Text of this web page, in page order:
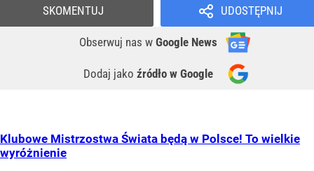
UDOSTĘPNIJ
Obserwuj nas w Google News
Dodaj jako źródło w Google
SKOMENTUJ
Klubowe Mistrzostwa Świata będą w Polsce! To wielkie
wyróżnienie